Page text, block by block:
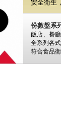
安全衛生，
份數盤系
飯店、餐
全系列各
符合食品